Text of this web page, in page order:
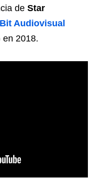
de Star
Bit Audiovisual
en 2018.